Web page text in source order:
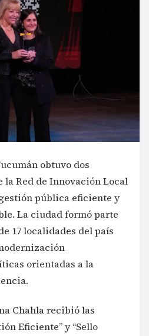
obtuvo dos
Red de Innovación Local
pública eficiente y
La ciudad formó parte
17 localidades del país
orientadas a la
Chahla recibió las
Eficiente” y “Sello